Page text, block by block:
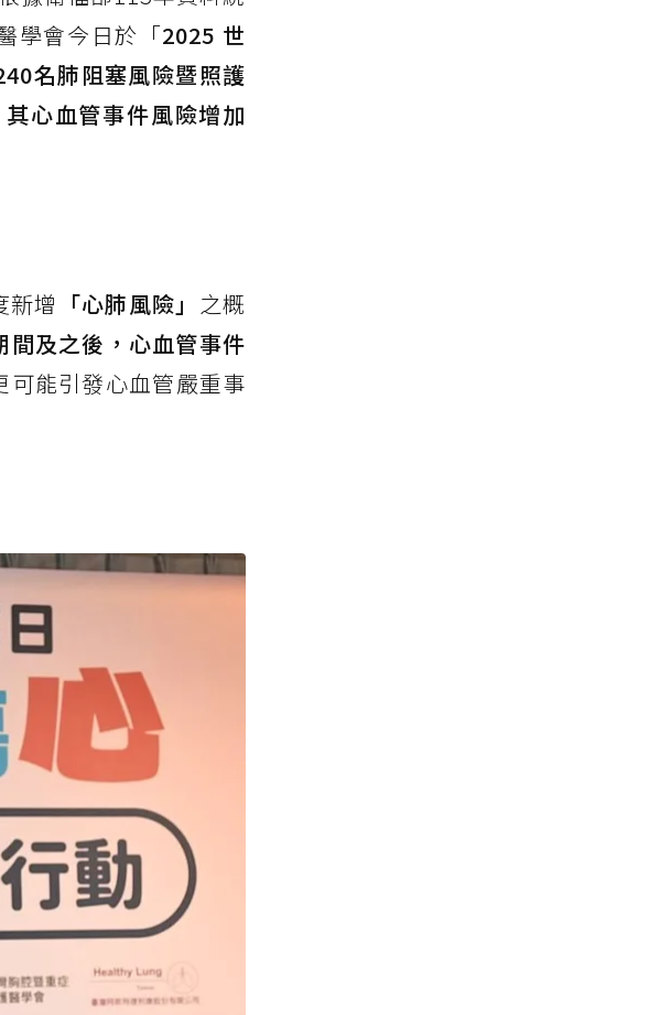
學會今日於「2025 世
名肺阻塞風險暨照護
心血管事件風險增加
新增 「心肺風險」 之概
及之後，心血管事件
可能引發心血管嚴重事